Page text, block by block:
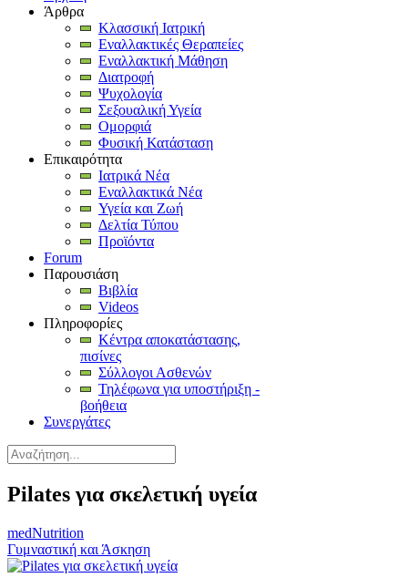
Άρθρα
Κλασσική Ιατρική
Εναλλακτικές Θεραπείες
Εναλλακτική Μάθηση
Διατροφή
Ψυχολογία
Σεξουαλική Υγεία
Ομορφιά
Φυσική Κατάσταση
Επικαιρότητα
Ιατρικά Νέα
Εναλλακτικά Νέα
Υγεία και Ζωή
Δελτία Τύπου
Προϊόντα
Forum
Παρουσιάση
Βιβλία
Videos
Πληροφορίες
Κέντρα αποκατάστασης,
πισίνες
Σύλλογοι Ασθενών
Τηλέφωνα για υποστήριξη -
βοήθεια
Συνεργάτες
Pilates για σκελετική υγεία
medNutrition
Γυμναστική και Άσκηση